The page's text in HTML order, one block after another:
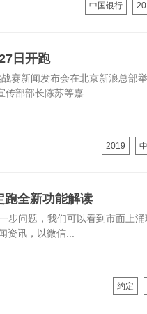
中国银行
日开跑
赛新闻发布会在北京新浪总部
部部长陈苏等嘉...
2019
跑全新功能解读
步问题，我们可以看到市面上涌
资讯，以微信...
约定